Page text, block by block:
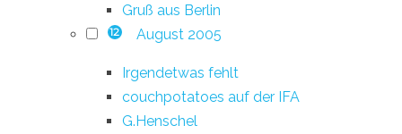
Gruß aus Berlin
12 August 2005
Irgendetwas fehlt
couchpotatoes auf der IFA
G.Henschel